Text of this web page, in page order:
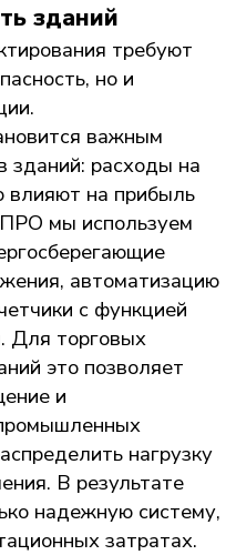
зданий
требуют
но и
важным
зданий: расходы на
влияют на прибыль
мы используем
автоматизацию
с функцией
Для торговых
это позволяет
и
нагрузку
В результате
надежную систему,
затратах.